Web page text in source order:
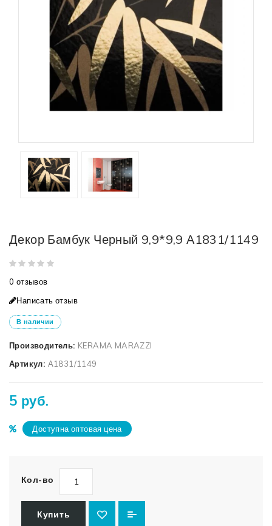
Декор Бамбук Черный 9,9*9,9 А1831/1149
0 отзывов
Написать отзыв
В наличии
Производитель: KERAMA MARAZZI
Артикул: А1831/1149
5 руб.
Доступна оптовая цена
Кол-во
Купить